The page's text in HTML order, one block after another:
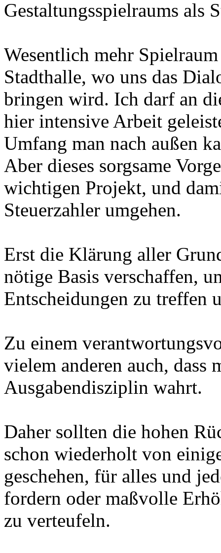
Gestaltungsspielraums als
Wesentlich mehr
Stadthalle, wo uns das
bringen wird. Ich darf an
hier intensive Arbeit
Umfang man nach außen
Aber dieses sorgsame
wichtigen Projekt, und
Steuerzahler umgehen.
Erst die Klärung aller
nötige Basis verschaffen,
Entscheidungen zu treffen
Zu einem
vielem anderen auch, dass
Ausgabendisziplin wahrt.
Daher sollten die hohen
schon wiederholt von
geschehen, für alles und
fordern oder maßvolle
zu verteufeln.